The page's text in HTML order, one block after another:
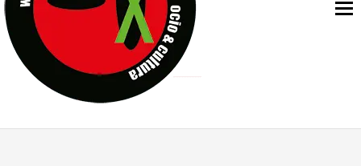
D’BALDOMEROS REINVENTAN [BITÁCORA 3.0] EN EXVITA
MARSHALL FLASH PRESENTA EN EXVITA [RELATIVA
JOFRE BARDAGÍ EN EXVITA INTERPRETANDO A SERRAT